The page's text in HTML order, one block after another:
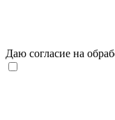
Даю согласие на